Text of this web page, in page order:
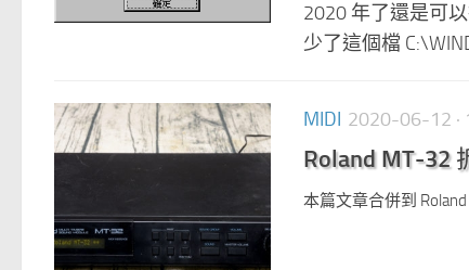
2020 年了還是可
少了這個檔
MIDI 2020-06-12
Roland MT-32
本篇文章合併到 Roland